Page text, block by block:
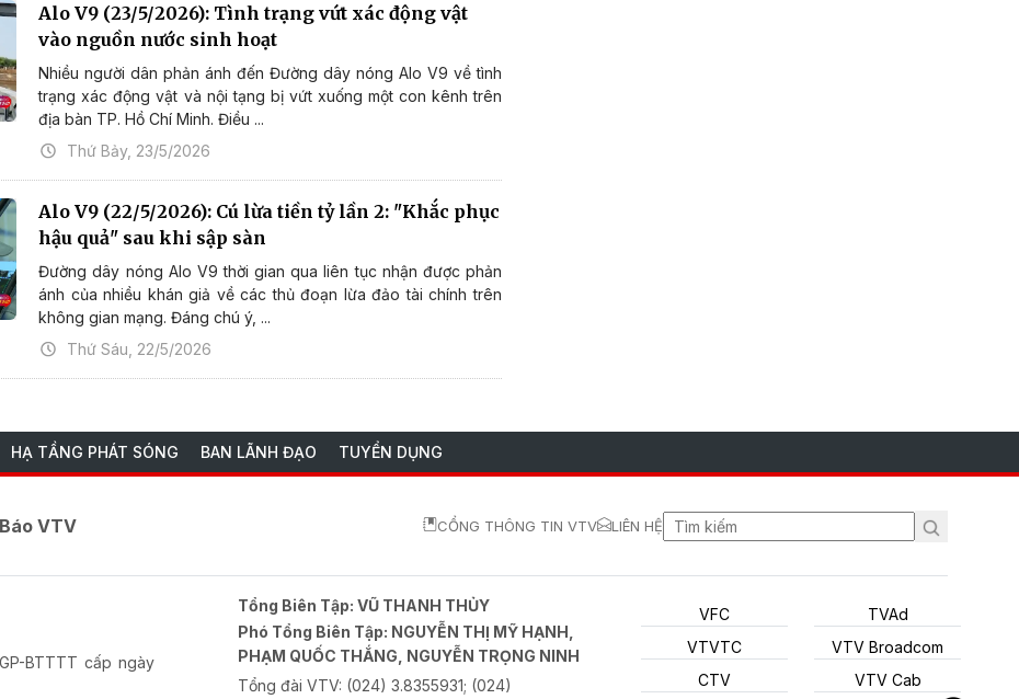
Alo V9 (23/5/2026): Tình trạng vứt xác động vật
vào nguồn nước sinh hoạt
Nhiều người dân phản ánh đến Đường dây nóng Alo V9 về tình
trạng xác động vật và nội tạng bị vứt xuống một con kênh trên
địa bàn TP. Hồ Chí Minh. Điều ...
Thứ Bảy, 23/5/2026
Alo V9 (22/5/2026): Cú lừa tiền tỷ lần 2: "Khắc phục
hậu quả" sau khi sập sàn
Đường dây nóng Alo V9 thời gian qua liên tục nhận được phản
ánh của nhiều khán giả về các thủ đoạn lừa đảo tài chính trên
không gian mạng. Đáng chú ý, ...
Thứ Sáu, 22/5/2026
HẠ TẦNG PHÁT SÓNG BAN LÃNH ĐẠO TUYỂN DỤNG
VTV CỔNG THÔNG TIN VTV LIÊN HỆ
BTTTT cấp ngày
Tổng Biên Tập:VŨ THANH THỦY
Phó Tổng Biên Tập: NGUYỄN THỊ MỸ HẠNH,
PHẠM QUỐC THẮNG, NGUYỄN TRỌNG NINH
Tổng đài VTV: (024) 3.8355931; (024)
VFC
VTVTC
CTV
TVAd
VTV Broadcom
VTV Cab